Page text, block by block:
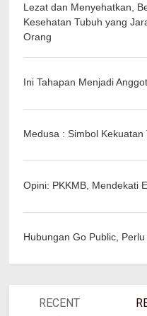
Lezat dan Menyehatkan,
Kesehatan Tubuh yang
Orang
Ini Tahapan Menjadi
Medusa : Simbol
Opini: PKKMB, Mendekati
Hubungan Go Public,
RECENT